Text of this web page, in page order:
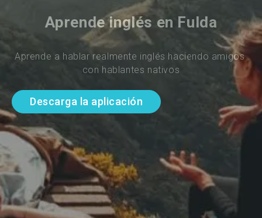
Aprende inglés en Fulda
Aprende a hablar realmente inglés haciendo amigos
con hablantes nativos
Descarga la aplicación